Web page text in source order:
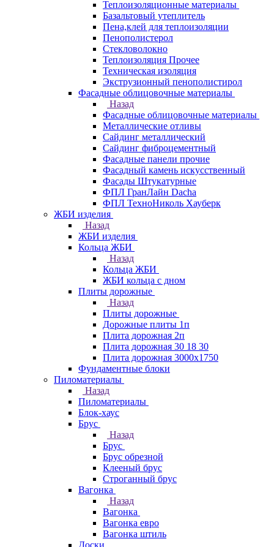
Теплоизоляционные материалы
Базальтовый утеплитель
Пена,клей для теплоизоляции
Пенополистерол
Стекловолокно
Теплоизоляция Прочее
Техническая изоляция
Экструзионный пенополистирол
Фасадные облицовочные материалы
Назад
Фасадные облицовочные материалы
Металлические отливы
Сайдинг металлический
Сайдинг фиброцементный
Фасадные панели прочие
Фасадный камень искусственный
Фасады Штукатурные
ФПЛ ГранЛайн Dacha
ФПЛ ТехноНиколь Хауберк
ЖБИ изделия
Назад
ЖБИ изделия
Кольца ЖБИ
Назад
Кольца ЖБИ
ЖБИ кольца с дном
Плиты дорожные
Назад
Плиты дорожные
Дорожные плиты 1п
Плита дорожная 2п
Плита дорожная 30 18 30
Плита дорожная 3000х1750
Фундаментные блоки
Пиломатериалы
Назад
Пиломатериалы
Блок-хаус
Брус
Назад
Брус
Брус обрезной
Клееный брус
Строганный брус
Вагонка
Назад
Вагонка
Вагонка евро
Вагонка штиль
Доски